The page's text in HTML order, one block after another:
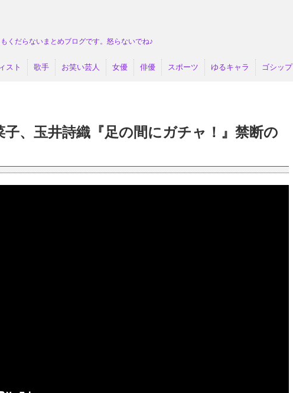
くだらないまとめブログです。怒らないでね♪
スト 歌手 お笑い芸人 女優 俳優 スポーツ ゆるキャラ ゴシップ
子、玉井詩織『足の間にガチャ！』禁断の